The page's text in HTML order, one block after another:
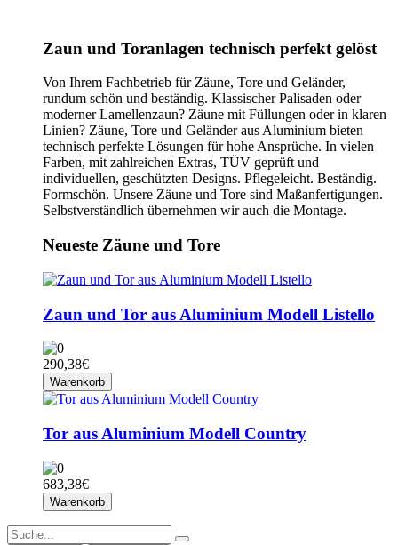
Zaun und Toranlagen technisch perfekt gelöst
Von Ihrem Fachbetrieb für Zäune, Tore und Geländer,
rundum schön und beständig. Klassischer Palisaden oder
moderner Lamellenzaun? Zäune mit Füllungen oder in klaren
Linien? Zäune, Tore und Geländer aus Aluminium bieten
technisch perfekte Lösungen für hohe Ansprüche. In vielen
Farben, mit zahlreichen Extras, TÜV geprüft und
individuellen, geschützten Designs. Pflegeleicht. Beständig.
Formschön. Unsere Zäune und Tore sind Maßanfertigungen.
Selbstverständlich übernehmen wir auch die Montage.
Neueste Zäune und Tore
Zaun und Tor aus Aluminium Modell Listello
290,38€
Warenkorb
Tor aus Aluminium Modell Country
683,38€
Warenkorb